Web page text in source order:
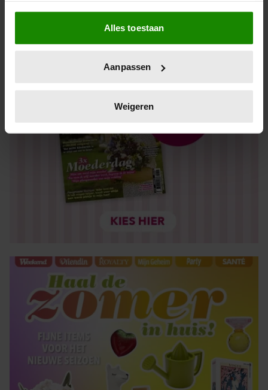
Als u het toestaat, willen we ook graag:
Informatie verzamelen over uw geografische locatie,
die tot een paar meter nauwkeurig kan zijn
op specifieke eigenschappen (fingerprinting)
verwerkt en stel uw voorkeuren in het
intrekken in de Cookieverklaring.
We gebruiken cookies om content en advertenties te
personaliseren, om functies voor social media te bieden
en om ons websiteverkeer te analyseren. Ook delen we
informatie over uw gebruik van onze site met onze
partners voor social media, adverteren en analyse. Deze
verzameld op basis van uw gebruik van hun services. U
gaat akkoord met onze cookies als u onze website blijft
gebruiken.
Alles toestaan
Aanpassen
Weigeren